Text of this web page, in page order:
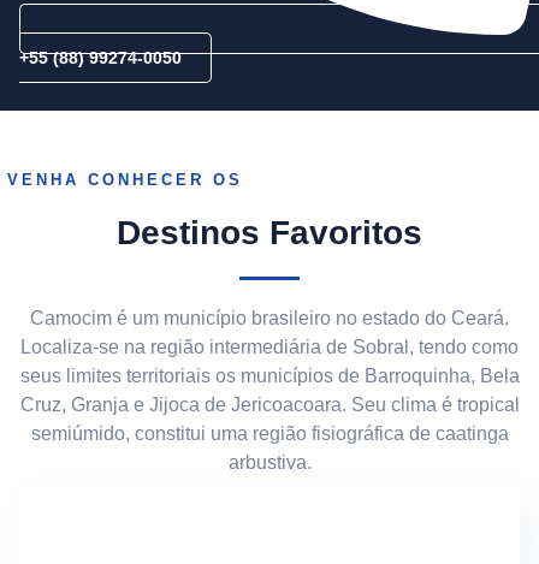
+55 (88) 99274-0050
VENHA CONHECER OS
Destinos Favoritos
Camocim é um município brasileiro no estado do Ceará.
Localiza-se na região intermediária de Sobral, tendo como
seus limites territoriais os municípios de Barroquinha, Bela
Cruz, Granja e Jijoca de Jericoacoara. Seu clima é tropical
semiúmido, constitui uma região fisiográfica de caatinga
arbustiva.